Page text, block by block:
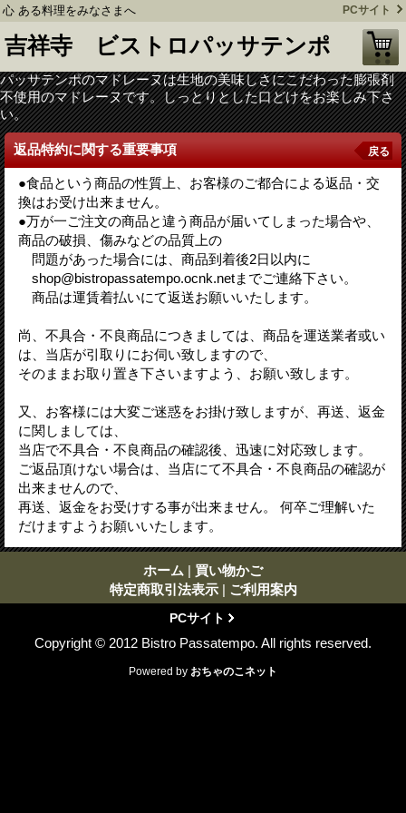
心 ある料理をみなさまへ PCサイト
吉祥寺 ビストロパッサテンポ
パッサテンポのマドレーヌは生地の美味しさにこだわった膨張剤
不使用のマドレーヌです。しっとりとした口どけをお楽しみ下さ
い。
返品特約に関する重要事項 戻る
●食品という商品の性質上、お客様のご都合による返品・交
換はお受け出来ません。
●万が一ご注文の商品と違う商品が届いてしまった場合や、
商品の破損、傷みなどの品質上の
問題があった場合には、商品到着後2日以内に
shop@bistropassatempo.ocnk.netまでご連絡下さい。
商品は運賃着払いにて返送お願いいたします。
尚、不具合・不良商品につきましては、商品を運送業者或い
は、当店が引取りにお伺い致しますので、
そのままお取り置き下さいますよう、お願い致します。
又、お客様には大変ご迷惑をお掛け致しますが、再送、返金
に関しましては、
当店で不具合・不良商品の確認後、迅速に対応致します。
ご返品頂けない場合は、当店にて不具合・不良商品の確認が
出来ませんので、
再送、返金をお受けする事が出来ません。 何卒ご理解いた
だけますようお願いいたします。
ホーム | 買い物かご
特定商取引法表示 | ご利用案内
PCサイト
Copyright © 2012 Bistro Passatempo. All rights reserved.
Powered by おちゃのこネット